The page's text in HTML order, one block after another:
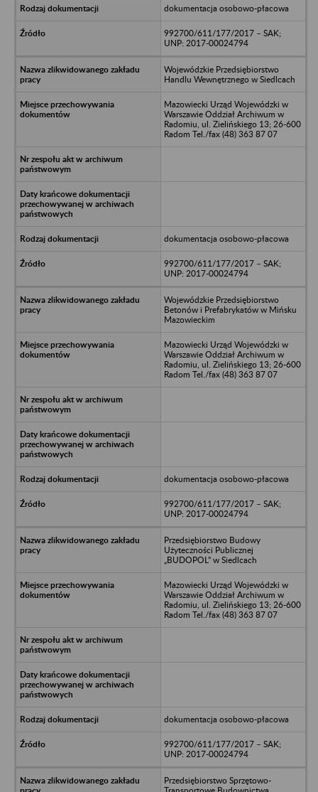
dokumentacja osobowo-płacowa
992700/611/177/2017 – SAK;
UNP: 2017-00024794
Wojewódzkie Przedsiębiorstwo
Handlu Wewnętrznego w Siedlcach
Mazowiecki Urząd Wojewódzki w
Warszawie Oddział Archiwum w
Radomiu, ul. Zielińskiego 13; 26-600
Radom Tel./fax (48) 363 87 07
dokumentacja osobowo-płacowa
992700/611/177/2017 – SAK;
UNP: 2017-00024794
Wojewódzkie Przedsiębiorstwo
Betonów i Prefabrykatów w Mińsku
Mazowieckim
Mazowiecki Urząd Wojewódzki w
Warszawie Oddział Archiwum w
Radomiu, ul. Zielińskiego 13; 26-600
Radom Tel./fax (48) 363 87 07
dokumentacja osobowo-płacowa
992700/611/177/2017 – SAK;
UNP: 2017-00024794
Przedsiębiorstwo Budowy
Użyteczności Publicznej
„BUDOPOL” w Siedlcach
Mazowiecki Urząd Wojewódzki w
Warszawie Oddział Archiwum w
Radomiu, ul. Zielińskiego 13; 26-600
Radom Tel./fax (48) 363 87 07
dokumentacja osobowo-płacowa
992700/611/177/2017 – SAK;
UNP: 2017-00024794
Przedsiębiorstwo Sprzętowo-